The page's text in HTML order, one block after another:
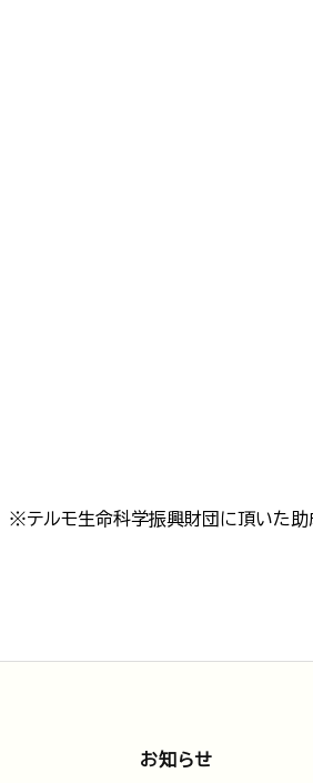
※テルモ生命科学振興財団に頂いた助
お知らせ